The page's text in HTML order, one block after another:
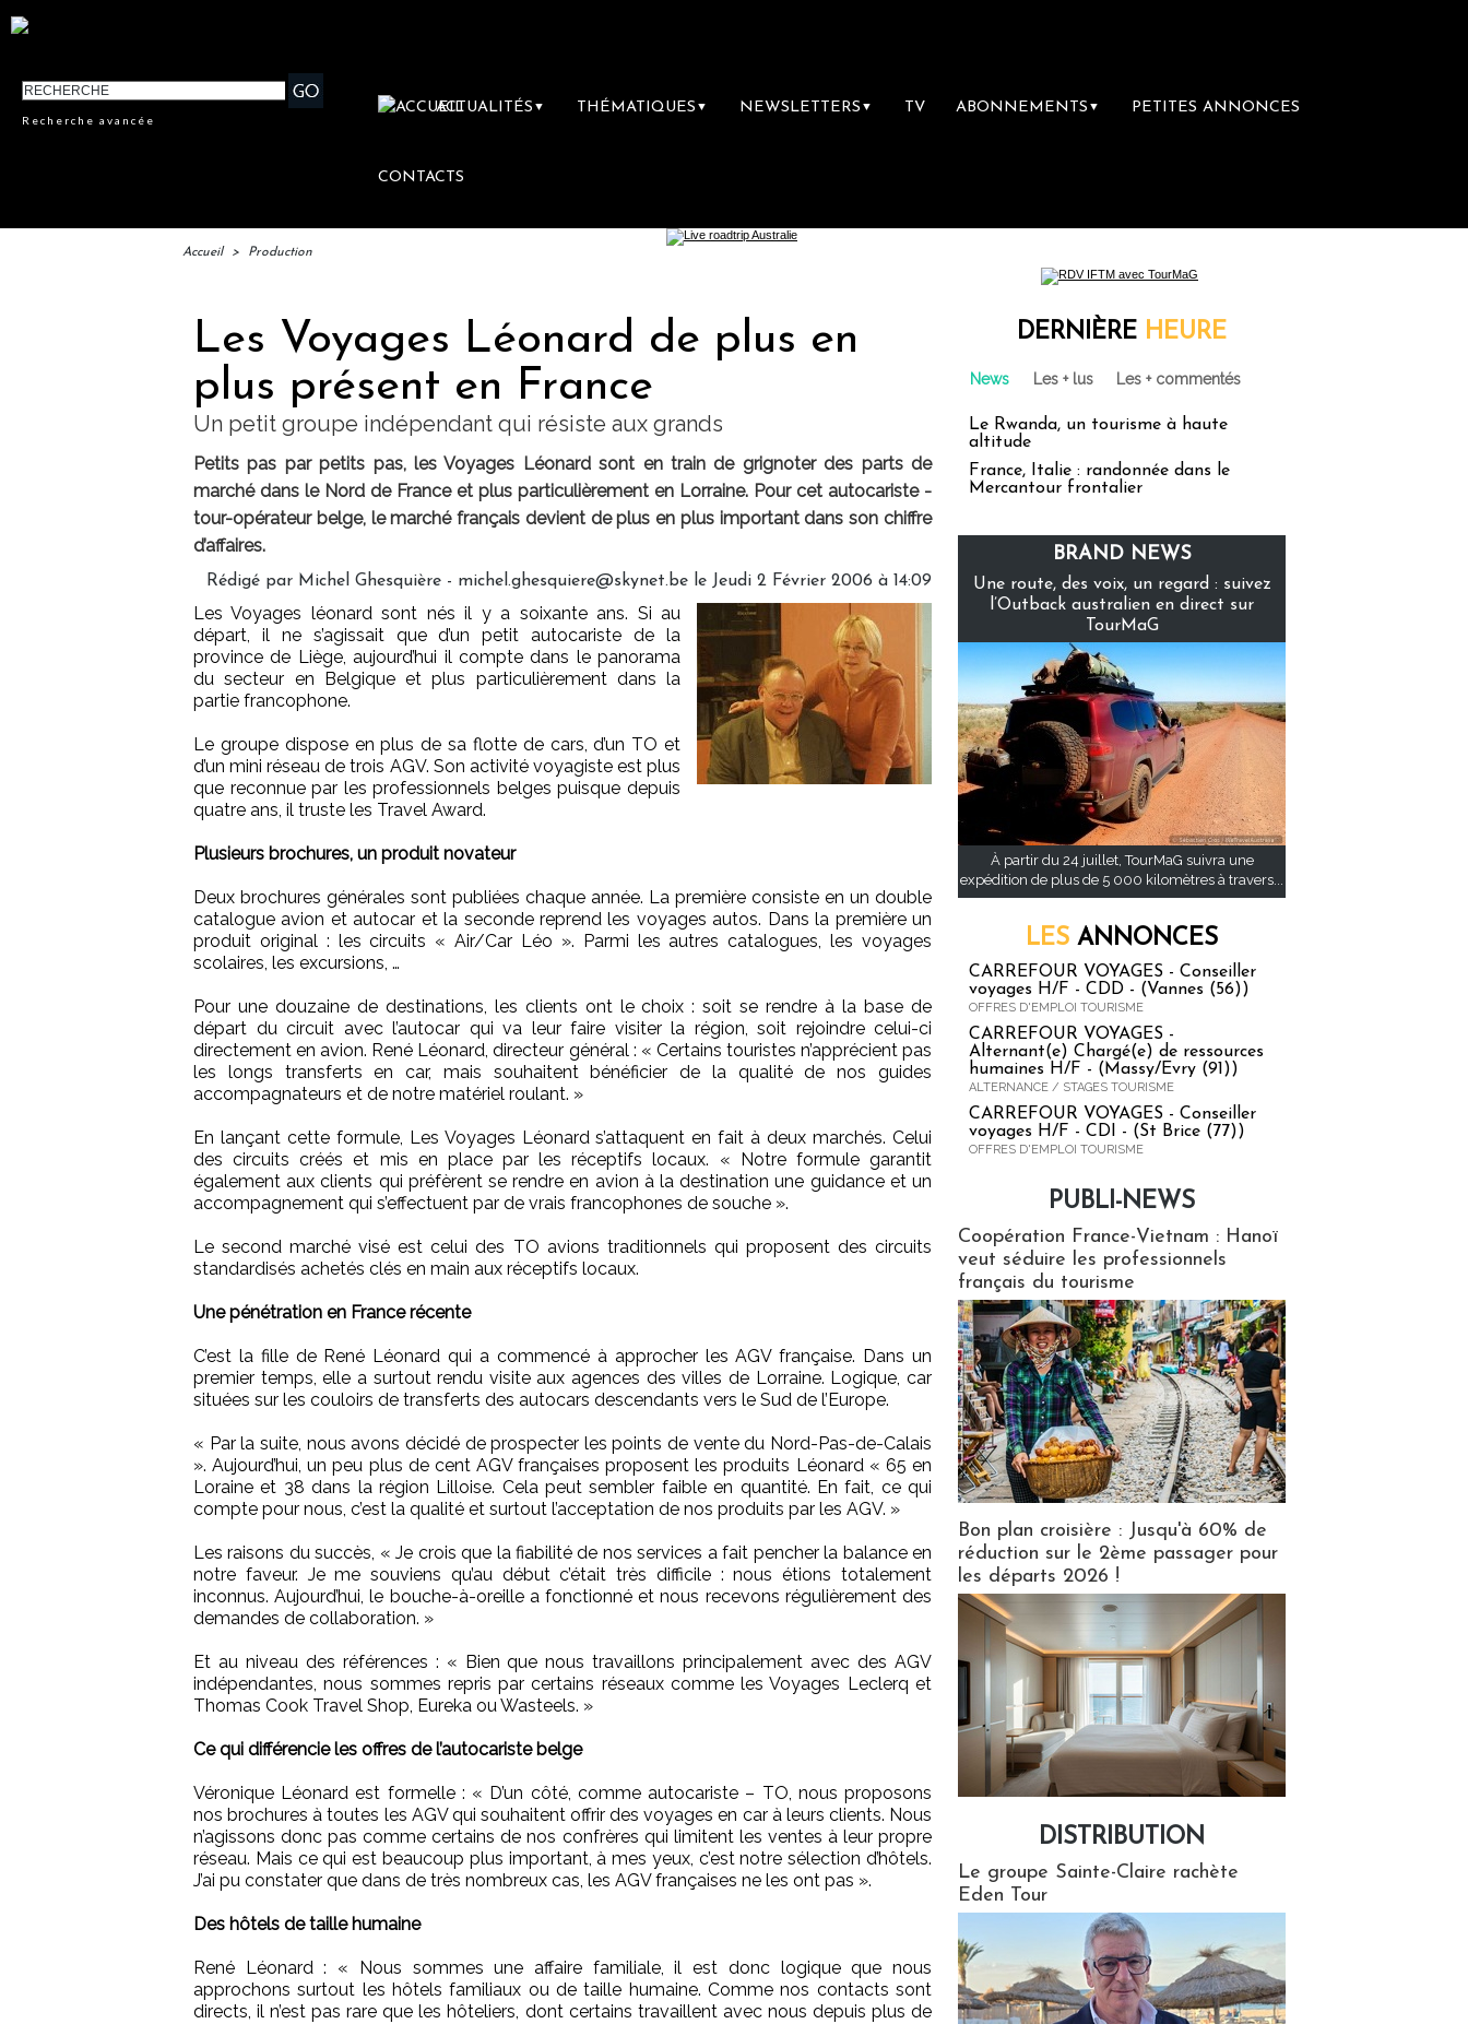
Recherche avancée
ACTUALITÉS ▼ THÉMATIQUES ▼ NEWSLETTERS ▼ TV ABONNEMENTS ▼ PETITES ANNONCES
CONTACTS
Accueil > Production
Les Voyages Léonard de plus en
plus présent en France
Un petit groupe indépendant qui résiste aux grands
Petits pas par petits pas, les Voyages Léonard sont en train de grignoter des parts de
marché dans le Nord de France et plus particulièrement en Lorraine. Pour cet autocariste -
tour-opérateur belge, le marché français devient de plus en plus important dans son chiffre
d’affaires.
Rédigé par Michel Ghesquière - michel.ghesquiere@skynet.be le Jeudi 2 Février 2006 à 14:09
Les Voyages léonard sont nés il y a soixante ans. Si au
départ, il ne s’agissait que d’un petit autocariste de la
province de Liège, aujourd’hui il compte dans le panorama
du secteur en Belgique et plus particulièrement dans la
partie francophone.
Le groupe dispose en plus de sa flotte de cars, d’un TO et
d’un mini réseau de trois AGV. Son activité voyagiste est plus
que reconnue par les professionnels belges puisque depuis
quatre ans, il truste les Travel Award.
Plusieurs brochures, un produit novateur
Deux brochures générales sont publiées chaque année. La première consiste en un double
catalogue avion et autocar et la seconde reprend les voyages autos. Dans la première un
produit original : les circuits « Air/Car Léo ». Parmi les autres catalogues, les voyages
scolaires, les excursions, …
Pour une douzaine de destinations, les clients ont le choix : soit se rendre à la base de
départ du circuit avec l’autocar qui va leur faire visiter la région, soit rejoindre celui-ci
directement en avion. René Léonard, directeur général : « Certains touristes n’apprécient pas
les longs transferts en car, mais souhaitent bénéficier de la qualité de nos guides
accompagnateurs et de notre matériel roulant. »
En lançant cette formule, Les Voyages Léonard s’attaquent en fait à deux marchés. Celui
des circuits créés et mis en place par les réceptifs locaux. « Notre formule garantit
également aux clients qui préfèrent se rendre en avion à la destination une guidance et un
accompagnement qui s’effectuent par de vrais francophones de souche ».
Le second marché visé est celui des TO avions traditionnels qui proposent des circuits
standardisés achetés clés en main aux réceptifs locaux.
Une pénétration en France récente
C’est la fille de René Léonard qui a commencé à approcher les AGV française. Dans un
premier temps, elle a surtout rendu visite aux agences des villes de Lorraine. Logique, car
situées sur les couloirs de transferts des autocars descendants vers le Sud de l’Europe.
« Par la suite, nous avons décidé de prospecter les points de vente du Nord-Pas-de-Calais
». Aujourd’hui, un peu plus de cent AGV françaises proposent les produits Léonard « 65 en
Loraine et 38 dans la région Lilloise. Cela peut sembler faible en quantité. En fait, ce qui
compte pour nous, c’est la qualité et surtout l’acceptation de nos produits par les AGV. »
Les raisons du succès, « Je crois que la fiabilité de nos services a fait pencher la balance en
notre faveur. Je me souviens qu’au début c’était très difficile : nous étions totalement
inconnus. Aujourd’hui, le bouche-à-oreille a fonctionné et nous recevons régulièrement des
demandes de collaboration. »
Et au niveau des références : « Bien que nous travaillons principalement avec des AGV
indépendantes, nous sommes repris par certains réseaux comme les Voyages Leclerq et
Thomas Cook Travel Shop, Eureka ou Wasteels. »
Ce qui différencie les offres de l’autocariste belge
Véronique Léonard est formelle : « D’un côté, comme autocariste – TO, nous proposons
nos brochures à toutes les AGV qui souhaitent offrir des voyages en car à leurs clients. Nous
n’agissons donc pas comme certains de nos confrères qui limitent les ventes à leur propre
réseau. Mais ce qui est beaucoup plus important, à mes yeux, c’est notre sélection d’hôtels.
J’ai pu constater que dans de très nombreux cas, les AGV françaises ne les ont pas ».
Des hôtels de taille humaine
René Léonard : « Nous sommes une affaire familiale, il est donc logique que nous
approchons surtout les hôtels familiaux ou de taille humaine. Comme nos contacts sont
directs, il n’est pas rare que les hôteliers, dont certains travaillent avec nous depuis plus de
DERNIÈRE HEURE
News Les + lus Les + commentés
Le Rwanda, un tourisme à haute
altitude
France, Italie : randonnée dans le
Mercantour frontalier
BRAND NEWS
Une route, des voix, un regard : suivez
l’Outback australien en direct sur
TourMaG
À partir du 24 juillet, TourMaG suivra une
expédition de plus de 5 000 kilomètres à travers...
LES ANNONCES
CARREFOUR VOYAGES - Conseiller
voyages H/F - CDD - (Vannes (56))
OFFRES D'EMPLOI TOURISME
CARREFOUR VOYAGES -
Alternant(e) Chargé(e) de ressources
humaines H/F - (Massy/Evry (91))
ALTERNANCE / STAGES TOURISME
CARREFOUR VOYAGES - Conseiller
voyages H/F - CDI - (St Brice (77))
OFFRES D'EMPLOI TOURISME
PUBLI-NEWS
Coopération France-Vietnam : Hanoï
veut séduire les professionnels
français du tourisme
Bon plan croisière : Jusqu'à 60% de
réduction sur le 2ème passager pour
les départs 2026 !
DISTRIBUTION
Le groupe Sainte-Claire rachète
Eden Tour